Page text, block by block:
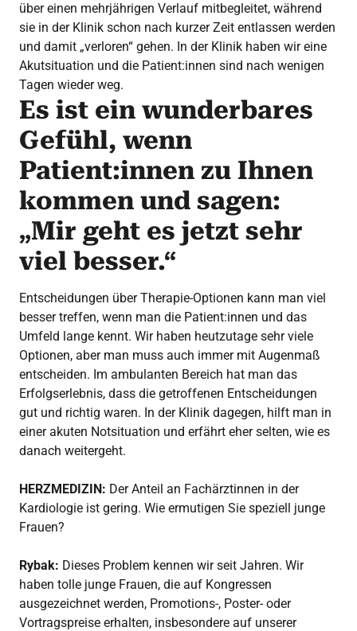
über einen mehrjährigen Verlauf mitbegleitet, während
sie in der Klinik schon nach kurzer Zeit entlassen werden
und damit „verloren“ gehen. In der Klinik haben wir eine
Akutsituation und die Patient:innen sind nach wenigen
Tagen wieder weg.
Es ist ein wunderbares
Gefühl, wenn
Patient:innen zu Ihnen
kommen und sagen:
„Mir geht es jetzt sehr
viel besser.“
Entscheidungen über Therapie-Optionen kann man viel
besser treffen, wenn man die Patient:innen und das
Umfeld lange kennt. Wir haben heutzutage sehr viele
Optionen, aber man muss auch immer mit Augenmaß
entscheiden. Im ambulanten Bereich hat man das
Erfolgserlebnis, dass die getroffenen Entscheidungen
gut und richtig waren. In der Klinik dagegen, hilft man in
einer akuten Notsituation und erfährt eher selten, wie es
danach weitergeht.
HERZMEDIZIN: Der Anteil an Fachärztinnen in der
Kardiologie ist gering. Wie ermutigen Sie speziell junge
Frauen?
Rybak: Dieses Problem kennen wir seit Jahren. Wir
haben tolle junge Frauen, die auf Kongressen
ausgezeichnet werden, Promotions-, Poster- oder
Vortragspreise erhalten, insbesondere auf unserer